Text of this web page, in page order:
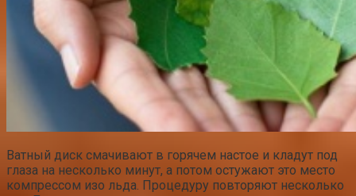
Ватный диск смачивают в горячем настое и кладут под
глаза на несколько минут, а потом остужают это место
компрессом изо льда. Процедуру повторяют несколько